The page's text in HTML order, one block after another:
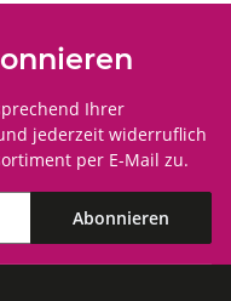
Ihrer
jederzeit widerruflich
per E-Mail zu.
Abonnieren